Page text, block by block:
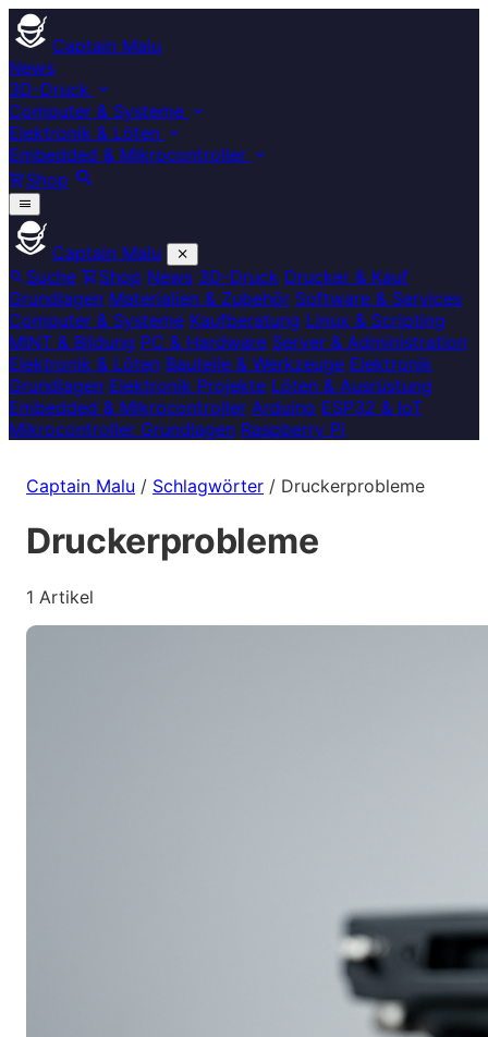
Captain Malu
News
3D-Druck
Computer & Systeme
Elektronik & Löten
Embedded & Mikrocontroller
Shop
Captain Malu
Suche
Shop News 3D-Druck Drucker & Kauf
Grundlagen Materialien & Zubehör Software & Services
Computer & Systeme Kaufberatung Linux & Scripting
MINT & Bildung PC & Hardware Server & Administration
Elektronik & Löten Bauteile & Werkzeuge Elektronik
Grundlagen Elektronik Projekte Löten & Ausrüstung
Embedded & Mikrocontroller Arduino ESP32 & IoT
Mikrocontroller Grundlagen Raspberry Pi
Captain Malu / Schlagwörter / Druckerprobleme
Druckerprobleme
1 Artikel